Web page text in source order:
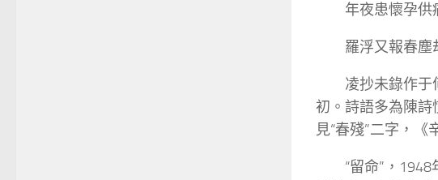
年夜患懷孕供
羅浮又報春塵
凌抄未錄作于
初。詩語多為陳詩
見“春殘”二字，《
“留命”，